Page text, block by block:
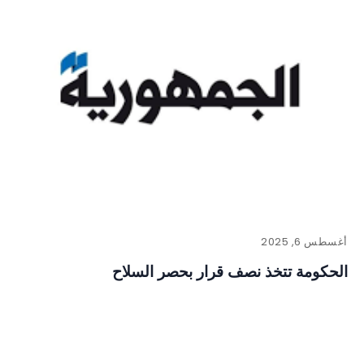
أغسطس 6, 2025
الحكومة تتخذ نصف قرار بحصر السلاح